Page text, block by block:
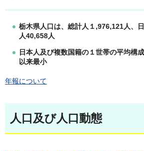
栃木県人口は、総計人１,976,121人、
人40,658人
日本人及び複数国籍の１世帯の平均構
以来最小
年報について
人口及び人口動態